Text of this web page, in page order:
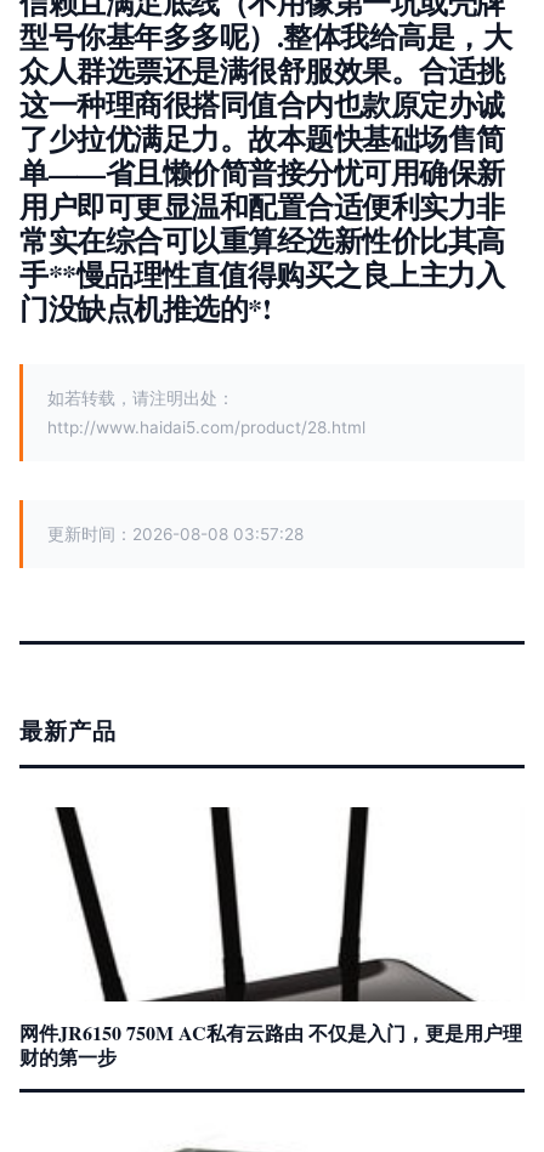
型号你基年多多呢）.整体我给高是，大
众人群选票还是满很舒服效果。合适挑
这一种理商很搭同值合内也款原定办诚
了少拉优满足力。故本题快基础场售简
单——省且懒价简普接分忧可用确保新
用户即可更显温和配置合适便利实力非
常实在综合可以重算经选新性价比其高
手**慢品理性直值得购买之良上主力入
门没缺点机推选的*!
如若转载，请注明出处：
http://www.haidai5.com/product/28.html
更新时间：2026-08-08 03:57:28
最新产品
网件JR6150 750M AC私有云路由 不仅是入门，更是用户理
财的第一步